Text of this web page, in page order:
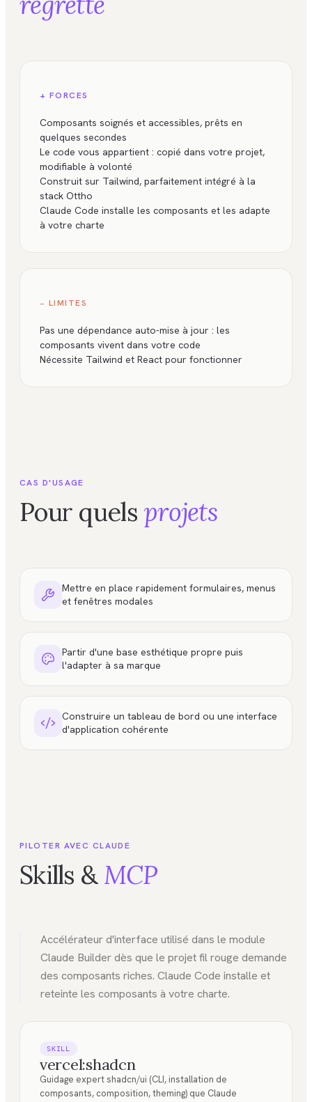
+ FORCES
Composants soignés et accessibles, prêts en
quelques secondes
Le code vous appartient : copié dans votre projet,
modifiable à volonté
Construit sur Tailwind, parfaitement intégré à la
stack Ottho
Claude Code installe les composants et les adapte
à votre charte
− LIMITES
Pas une dépendance auto-mise à jour : les
composants vivent dans votre code
Nécessite Tailwind et React pour fonctionner
CAS D'USAGE
Pour quelsprojets
Mettre en place rapidement formulaires, menus
et fenêtres modales
Partir d'une base esthétique propre puis
l'adapter à sa marque
Construire un tableau de bord ou une interface
d'application cohérente
PILOTER AVEC CLAUDE
Skills &MCP
Accélérateur d'interface utilisé dans le module
Claude Builder dès que le projet fil rouge demande
des composants riches. Claude Code installe et
reteinte les composants à votre charte.
SKILL
vercel:shadcn
Guidage expert shadcn/ui (CLI, installation de
composants, composition, theming) que Claude